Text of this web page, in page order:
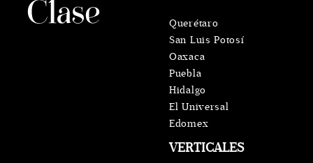
VERTICALES
Querétaro
San Luis Potosí
Oaxaca
Puebla
Hidalgo
El Universal
Edomex